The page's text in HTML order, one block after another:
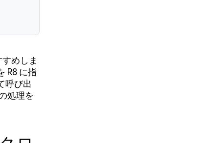
めしま
R8 に指
呼び出
処理を